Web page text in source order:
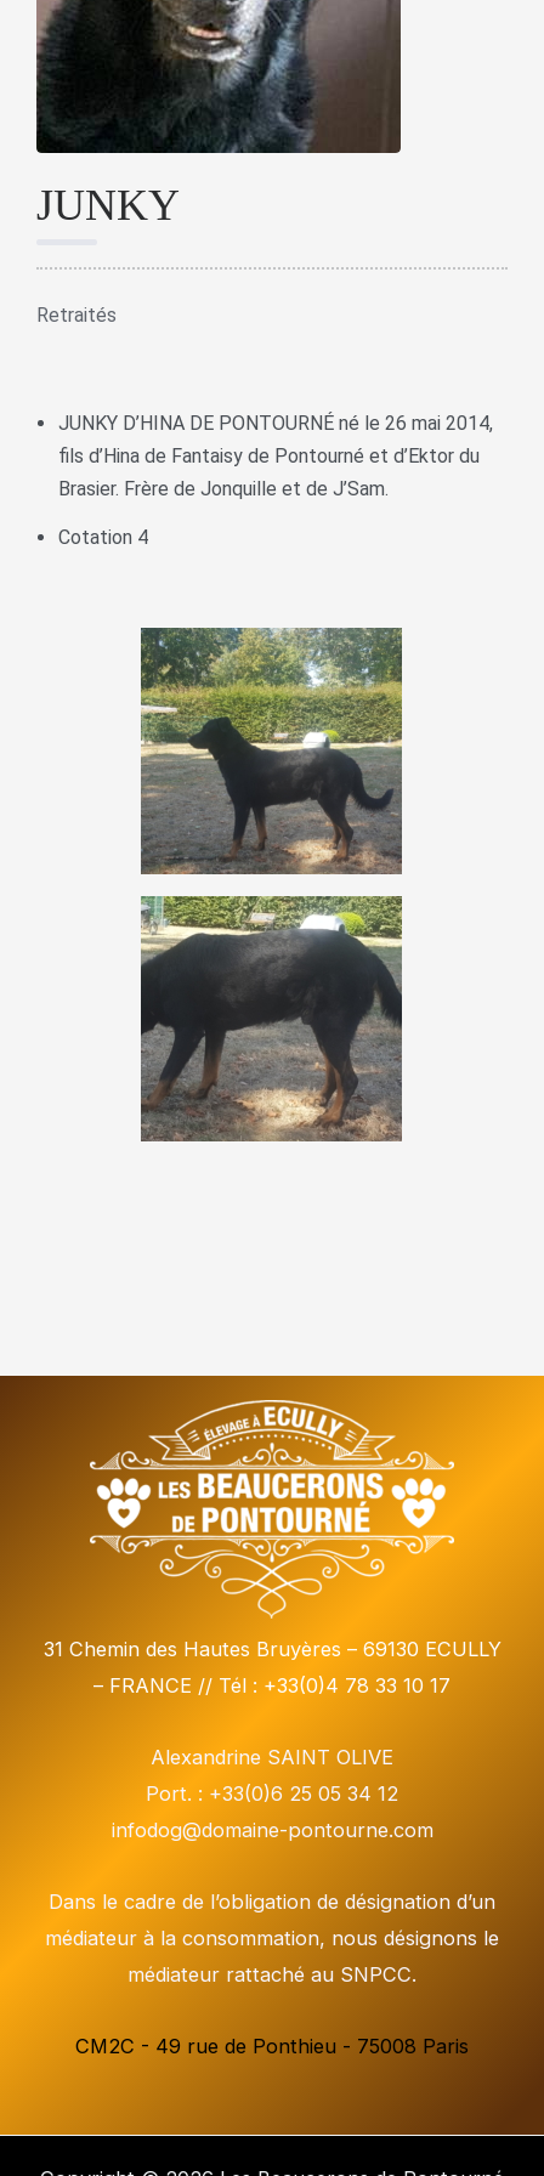
JUNKY
Retraités
JUNKY D’HINA DE PONTOURNÉ né le 26 mai 2014,
fils d’Hina de Fantaisy de Pontourné et d’Ektor du
Brasier. Frère de Jonquille et de J’Sam.
Cotation 4
31 Chemin des Hautes Bruyères – 69130 ECULLY
– FRANCE // Tél : +33(0)4 78 33 10 17
Alexandrine SAINT OLIVE
Port. : +33(0)6 25 05 34 12
infodog@domaine-pontourne.com
Dans le cadre de l’obligation de désignation d’un
médiateur à la consommation, nous désignons le
médiateur rattaché au SNPCC.
CM2C - 49 rue de Ponthieu - 75008 Paris